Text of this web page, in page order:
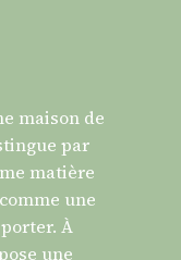
maison de
par
matière
une
À
une